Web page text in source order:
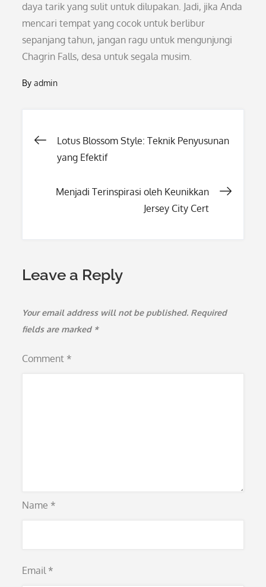
daya tarik yang sulit untuk dilupakan. Jadi, jika Anda
mencari tempat yang cocok untuk berlibur
sepanjang tahun, jangan ragu untuk mengunjungi
Chagrin Falls, desa untuk segala musim.
Byadmin
Post
Lotus Blossom Style: Teknik Penyusunan
yang Efektif
Menjadi Terinspirasi oleh Keunikkan
Jersey City Cert
Leave a Reply
Your email address will not be published. Required
fields are marked *
Comment *
Name *
Email *